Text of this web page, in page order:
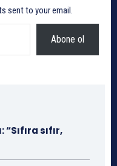
sent to your email.
Abone ol
sıfır,